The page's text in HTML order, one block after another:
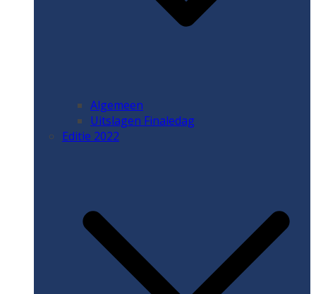
Algemeen
Uitslagen Finaledag
Editie 2022